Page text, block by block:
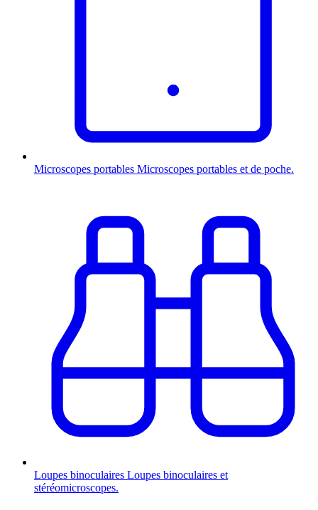
Microscopes portables Microscopes portables et de poche.
Loupes binoculaires Loupes binoculaires et
stéréomicroscopes.